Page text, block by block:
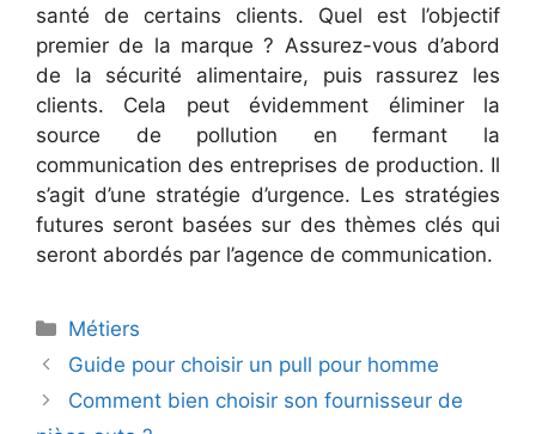
santé de certains clients. Quel est l’objectif
premier de la marque ? Assurez-vous d’abord
de la sécurité alimentaire, puis rassurez les
clients. Cela peut évidemment éliminer la
source de pollution en fermant la
communication des entreprises de production. Il
s’agit d’une stratégie d’urgence. Les stratégies
futures seront basées sur des thèmes clés qui
seront abordés par l’agence de communication.
Catégories
Métiers
Guide pour choisir un pull pour homme
Comment bien choisir son fournisseur de